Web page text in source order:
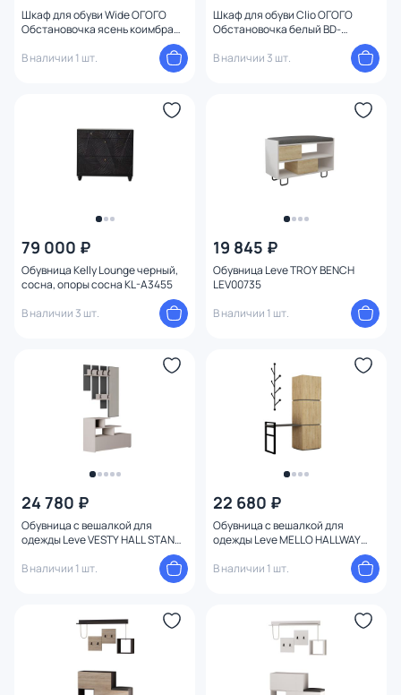
Шкаф для обуви Wide ОГОГО
Обстановочка ясень коимбра
В наличии 1 шт.
Шкаф для обуви Clio ОГОГО
Обстановочка белый BD-
В наличии 3 шт.
79 000 ₽
Обувница Kelly Lounge черный,
сосна, опоры сосна KL-A3455
В наличии 3 шт.
19 845 ₽
Обувница Leve TROY BENCH
LEV00735
В наличии 1 шт.
24 780 ₽
Обувница с вешалкой для
одежды Leve VESTY HALL STAND
В наличии 1 шт.
22 680 ₽
Обувница с вешалкой для
одежды Leve MELLO HALLWAY
В наличии 1 шт.
Высота (см)